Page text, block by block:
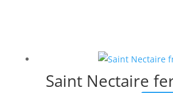
Saint Nectaire